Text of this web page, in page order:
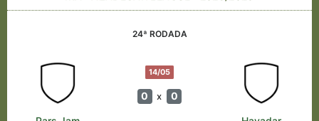
24ª RODADA
14/05
0 x 0